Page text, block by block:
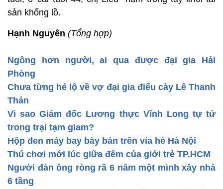
sản khổng lồ.
Hạnh Nguyên (Tổng hợp)
Ngông hơn người, ai qua được đại gia Hải
Phòng
Chưa từng hé lộ về vợ đại gia điếu cày Lê Thanh
Thản
Vì sao Giám đốc Lương thực Vĩnh Long tự tử
trong trại tạm giam?
Hộp đen máy bay bày bán trên vỉa hè Hà Nội
Thú chơi mới lúc giữa đêm của giới trẻ TP.HCM
Người đàn ông ròng rã 6 năm một mình xây nhà
6 tầng